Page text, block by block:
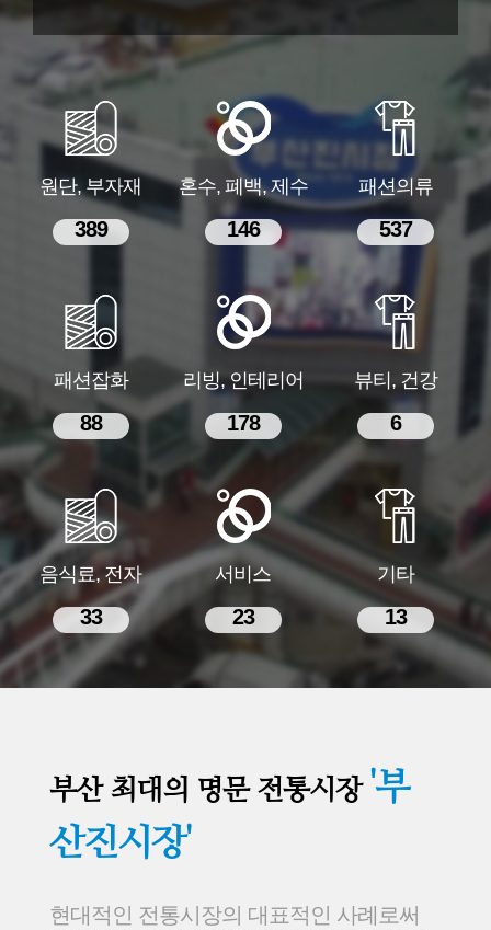
원단, 부자재
389
혼수, 폐백, 제수
146
패션의류
537
패션잡화
88
리빙, 인테리어
178
뷰티, 건강
6
음식료, 전자
33
서비스
23
기타
13
부산 최대의 명문 전통시장 '부
산진시장'
현대적인 전통시장의 대표적인 사례로써